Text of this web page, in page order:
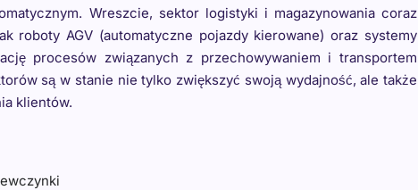
Wreszcie, sektor logistyki i magazynowania coraz
roboty AGV (automatyczne pojazdy kierowane) oraz systemy
procesów związanych z przechowywaniem i transportem
są w stanie nie tylko zwiększyć swoją wydajność, ale także
klientów.